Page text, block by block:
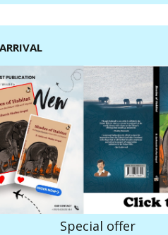
Special offer